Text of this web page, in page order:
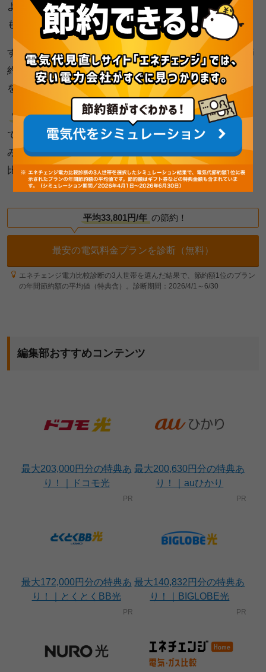
よしずは暑い夏に絶大な効果を発揮してくれます。見た目
も涼しく風情があっていいですね。
すだれやよしずを取り入れて夏の冷房にかかる電気代を節
約しながら、電気料金プランも安く使えるプランへ見直し
をしておきましょう。
電気料金プランを見直すだけで電気代を安くできる の
で、電気代が多くかかる夏に向けてプランの見直しをして
みませんか？一番安く使えるプランは、エネチェンジ電力
比較で今すぐ診断することができますよ！
平均33,801円/年 の節約！
最安の電気料金プランを診断（無料）
エネチェンジ電力比較診断の3人世帯を選んだ結果で、節約額1位のプラン
の年間節約額の平均値（特典含）。診断期間：2026/4/1～6/30
編集部おすすめコンテンツ
最大203,000円分の特典あ
り！｜ドコモ光
最大200,630円分の特典あ
り！｜auひかり
最大172,000円分の特典あ
り！｜とくとくBB光
最大140,832円分の特典あ
り！｜BIGLOBE光